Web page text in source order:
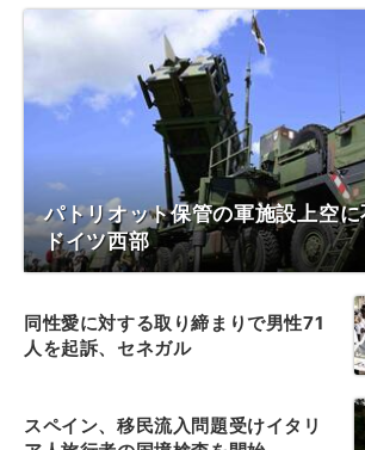
パトリオット保管の軍施設上空
ドイツ西部
同性愛に対する取り締まりで男性71
人を起訴、セネガル
スペイン、移民流入問題受けイタリ